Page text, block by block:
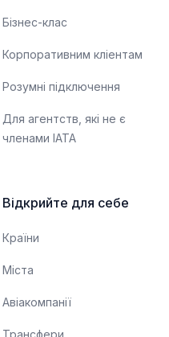
Бізнес-клас
Корпоративним кліентам
Розумні підключення
Для агентств, які не є
членами IATA
Відкрийте для себе
Країни
Міста
Авіакомпанії
Трансфери